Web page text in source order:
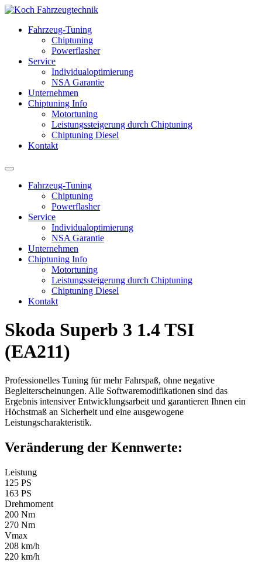
Fahrzeug-Tuning
Chiptuning
Powerflasher
Service
Individualoptimierung
NSA Garantie
Unternehmen
Chiptuning Info
Motortuning
Leistungssteigerung durch Chiptuning
Chiptuning Diesel
Kontakt
Fahrzeug-Tuning
Chiptuning
Powerflasher
Service
Individualoptimierung
NSA Garantie
Unternehmen
Chiptuning Info
Motortuning
Leistungssteigerung durch Chiptuning
Chiptuning Diesel
Kontakt
Skoda Superb 3 1.4 TSI
(EA211)
Professionelles Tuning für mehr Fahrspaß, ohne negative
Begleiterscheinungen. Alle Softwaremodifikationen sind das
Ergebnis intensiver Entwicklungsarbeit und garantieren Ihnen ein
Höchstmaß an Sicherheit und eine ausgewogene
Leistungscharakteristik.
Veränderung der Kennwerte:
Leistung
125 PS
163 PS
Drehmoment
200 Nm
270 Nm
Vmax
208 km/h
220 km/h